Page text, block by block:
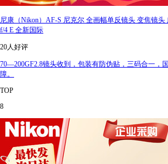
尼康（Nikon）AF-S 尼克尔 全画幅单反镜头 变焦镜头
f/4 E 全新国际
20人好评
70—200GF2.8镜头收到，包装有防伪贴，三码合一，
障。
TOP
8